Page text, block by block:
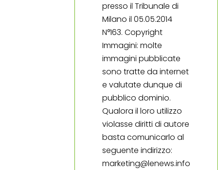
presso il Tribunale di
Milano il 05.05.2014
N°163. Copyright
Immagini: molte
immagini pubblicate
sono tratte da internet
e valutate dunque di
pubblico dominio.
Qualora il loro utilizzo
violasse diritti di autore
basta comunicarlo al
seguente indirizzo:
marketing@lenews.info